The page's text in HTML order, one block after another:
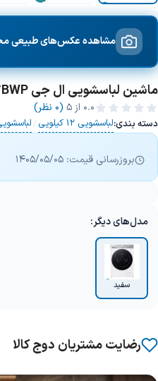
مشاهده عکس‌های طبیعی
ماشین لباسشویی ال جی WDR1307BWP
0.0 از ۵ (0 نظر)
دسته بندی:لباسشویی 12 کیلویی /
بروزرسانی قیمت: 1405/05/05
مدل‌های دیگر:
سفید
رضایت مشتریان دوج کالا